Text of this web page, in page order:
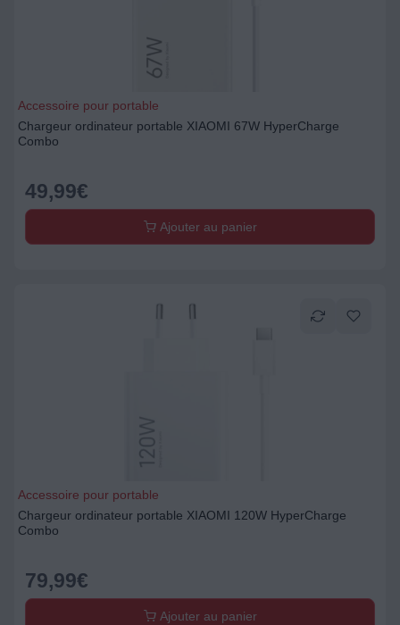
Accessoire pour portable
Chargeur ordinateur portable XIAOMI 67W HyperCharge
Combo
49,99€
Ajouter au panier
Accessoire pour portable
Chargeur ordinateur portable XIAOMI 120W HyperCharge
Combo
79,99€
Ajouter au panier